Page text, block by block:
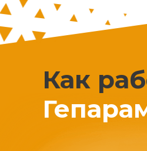
Как